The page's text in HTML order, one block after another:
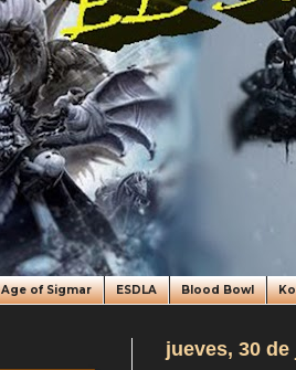
Age of Sigmar ESDLA Blood Bowl
jueves, 30